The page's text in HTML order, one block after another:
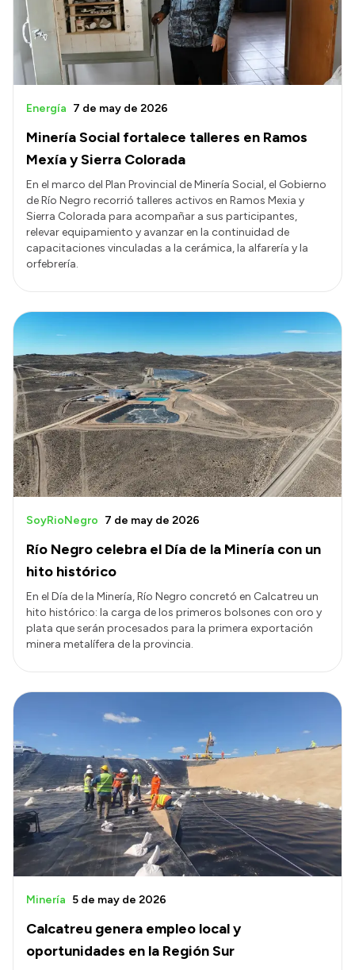
Minería Social fortalece talleres en Ramos
Mexía y Sierra Colorada
Energía 7 de may de 2026
En el marco del Plan Provincial de Minería Social, el Gobierno
de Río Negro recorrió talleres activos en Ramos Mexia y
Sierra Colorada para acompañar a sus participantes,
relevar equipamiento y avanzar en la continuidad de
capacitaciones vinculadas a la cerámica, la alfarería y la
orfebrería.
Río Negro celebra el Día de la Minería con un
hito histórico
SoyRioNegro 7 de may de 2026
En el Día de la Minería, Río Negro concretó en Calcatreu un
hito histórico: la carga de los primeros bolsones con oro y
plata que serán procesados para la primera exportación
minera metalífera de la provincia.
Calcatreu genera empleo local y
oportunidades en la Región Sur
Minería 5 de may de 2026